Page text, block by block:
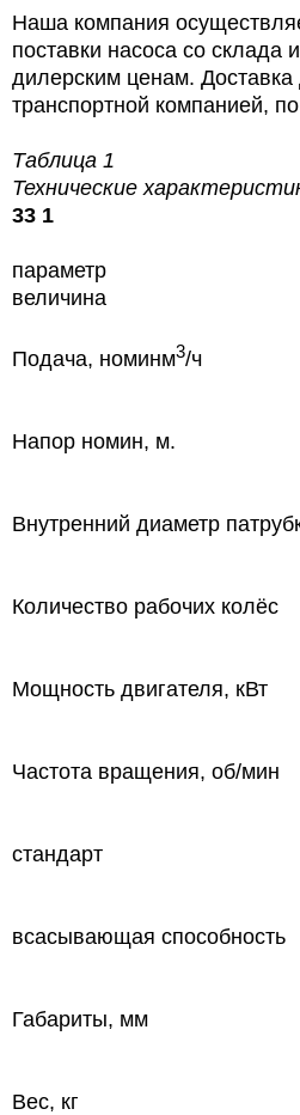
Наша компания
поставки насоса со склада
дилерским ценам.
транспортной компанией,
Таблица 1
Технические
33 1
параметр
величина
Подача, номинм3/ч
Напор номин, м.
Внутренний диаметр
Количество рабочих колёс
Мощность двигателя, кВт
Частота вращения, об/мин
стандарт
всасывающая способность
Габариты, мм
Вес, кг